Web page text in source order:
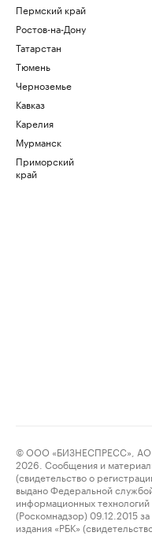
Пермский край
Ростов-на-Дону
Татарстан
Тюмень
Черноземье
Кавказ
Карелия
Мурманск
Приморский
край
© ООО «БИЗНЕСПРЕСС», АО
2026. Сообщения и
(свидетельство о
выдано Федеральной
информационных
(Роскомнадзор) 09.12.2015
издания «РБК»